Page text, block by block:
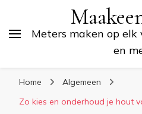
Meters maken op elk
en
Home
Algemeen
Zo kies en onderhoud je hout